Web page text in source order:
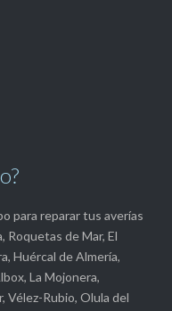
para reparar tus averías
Roquetas de Mar, El
Huércal de Almería,
La Mojonera,
Vélez-Rubio, Olula del